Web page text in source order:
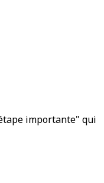
importante" qui